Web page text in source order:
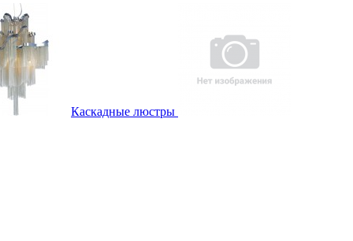
Каскадные люстры